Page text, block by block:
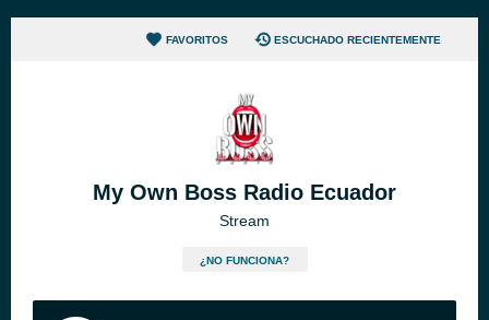
FAVORITOS ESCUCHADO RECIENTEMENTE
My Own Boss Radio Ecuador
Stream
¿NO FUNCIONA?